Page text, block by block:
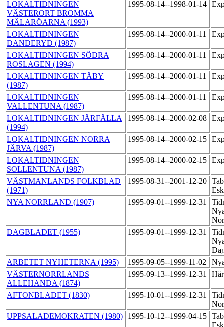
LOKALTIDNINGEN
VÄSTERORT BROMMA
MÄLARÖARNA (1993)
1995-08-14--1998-01-14
LOKALTIDNINGEN
DANDERYD (1987)
1995-08-14--2000-01-11
LOKALTIDNINGEN SÖDRA
ROSLAGEN (1994)
1995-08-14--2000-01-11
LOKALTIDNINGEN TÄBY
(1987)
1995-08-14--2000-01-11
LOKALTIDNINGEN
VALLENTUNA (1987)
1995-08-14--2000-01-11
LOKALTIDNINGEN JÄRFÄLLA
(1994)
1995-08-14--2000-02-08
LOKALTIDNINGEN NORRA
JÄRVA (1987)
1995-08-14--2000-02-15
LOKALTIDNINGEN
SOLLENTUNA (1987)
1995-08-14--2000-02-15
VÄSTMANLANDS FOLKBLAD
(1971)
1995-08-31--2001-12-20
NYA NORRLAND (1907)
1995-09-01--1999-12-31
DAGBLADET (1955)
1995-09-01--1999-12-31
ARBETET NYHETERNA (1995)
1995-09-05--1999-11-02
VÄSTERNORRLANDS
ALLEHANDA (1874)
1995-09-13--1999-12-31
AFTONBLADET (1830) 1995-10-01--1999-12-31
UPPSALADEMOKRATEN (1980)
1995-10-12--1999-04-15